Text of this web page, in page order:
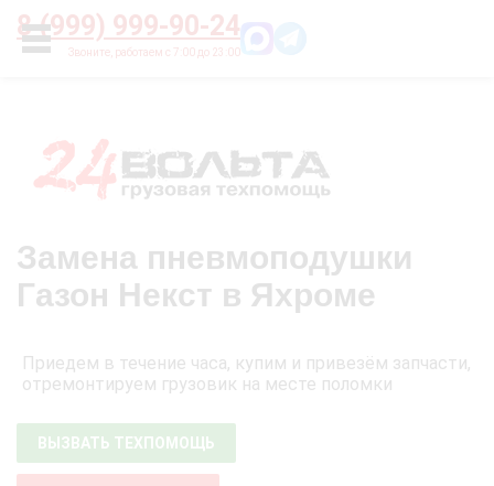
8 (999) 999-90-24
УСЛУГИ
Главная О нас Цены
Замена пневмоподушки
Газон Некст в Яхроме
Приедем в течение часа, купим и привезём запчасти,
отремонтируем грузовик на месте поломки
ВЫЗВАТЬ ТЕХПОМОЩЬ